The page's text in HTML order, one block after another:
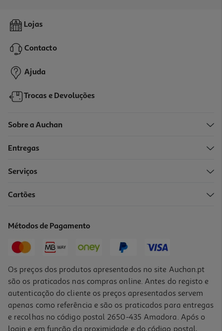
Alho Margão Fumado Frasco 48g
3,54 €
Lojas
Contacto
Ajuda
Trocas e Devoluções
Sobre a Auchan
Entregas
Serviços
Cartões
Métodos de Pagamento
Os preços dos produtos apresentados no site Auchan.pt
são os praticados nas compras online. Antes do registo e
autenticação do cliente os preços apresentados servem
apenas como referência e são os praticados para entregas
e recolhas no código postal 2650-435 Amadora. Após o
login e em função da proximidade e do código postal,